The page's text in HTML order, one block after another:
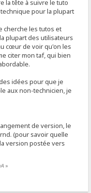
la tête à suivre le tuto
pour la plupart
cherche les tutos et
plupart des utilisateurs
cœur de voir qu'on les
citer mon taf, qui bien
idées pour que je
aux non-technicien, je
de version, le
(pour savoir quelle
version postée vers
»